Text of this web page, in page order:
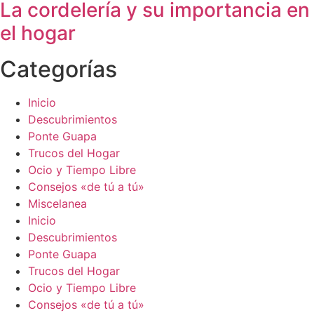
La cordelería y su importancia en
el hogar
Categorías
Inicio
Descubrimientos
Ponte Guapa
Trucos del Hogar
Ocio y Tiempo Libre
Consejos «de tú a tú»
Miscelanea
Inicio
Descubrimientos
Ponte Guapa
Trucos del Hogar
Ocio y Tiempo Libre
Consejos «de tú a tú»